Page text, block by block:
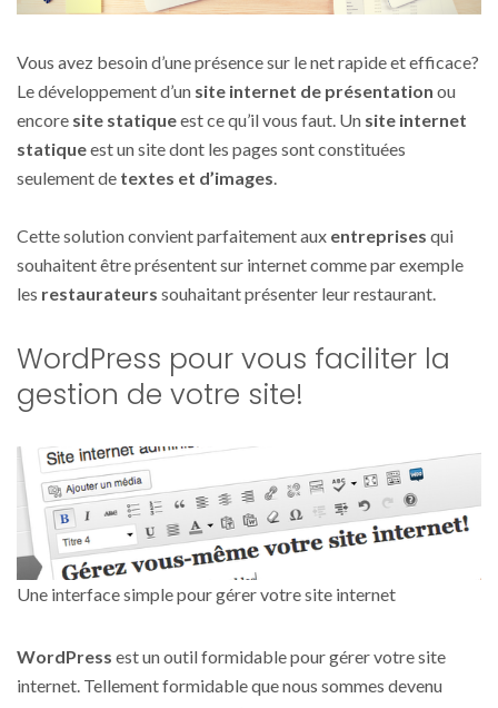
Vous avez besoin d’une présence sur le net rapide et efficace?
Le développement d’un site internet de présentation ou
encore site statiqueest ce qu’il vous faut. Un site internet
statiqueest un site dont les pages sont constituées
seulement de textes et d’images
Cette solution convient parfaitement aux entreprises qui
souhaitent être présentent sur internet comme par exemple
les restaurateurs souhaitant présenter leur restaurant.
WordPress pour vous faciliter la
gestion de votre site!
Une interface simple pour gérer votre site internet
WordPress est un outil formidable pour gérer votre site
internet. Tellement formidable que nous sommes devenu